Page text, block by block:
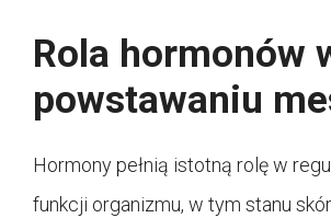
Rola hormonów
powstawaniu
Hormony pełnią istotną rolę w
funkcji organizmu, w tym stanu